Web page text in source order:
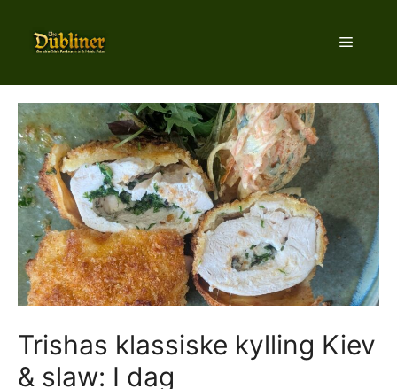
indhold
Menu
Trishas klassiske kylling Kiev
& slaw: I dag